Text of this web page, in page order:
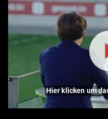
Hier klicken um